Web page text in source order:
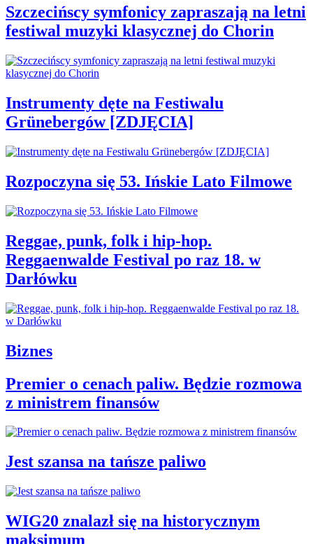
Szczecińscy symfonicy zapraszają na letni
festiwal muzyki klasycznej do Chorin
Instrumenty dęte na Festiwalu
Grünebergów [ZDJĘCIA]
Rozpoczyna się 53. Ińskie Lato Filmowe
Reggae, punk, folk i hip-hop.
Reggaenwalde Festival po raz 18. w
Darłówku
Biznes
Premier o cenach paliw. Będzie rozmowa
z ministrem finansów
Jest szansa na tańsze paliwo
WIG20 znalazł się na historycznym
maksimum